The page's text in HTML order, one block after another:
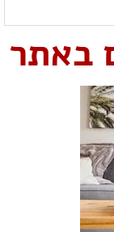
באתר